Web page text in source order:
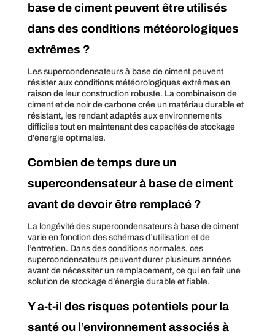
base de ciment peuvent être utilisés
dans des conditions météorologiques
extrêmes ?
Les supercondensateurs à base de ciment peuvent
résister aux conditions météorologiques extrêmes en
raison de leur construction robuste. La combinaison de
ciment et de noir de carbone crée un matériau durable et
résistant, les rendant adaptés aux environnements
difficiles tout en maintenant des capacités de stockage
d’énergie optimales.
Combien de temps dure un
supercondensateur à base de ciment
avant de devoir être remplacé ?
La longévité des supercondensateurs à base de ciment
varie en fonction des schémas d’utilisation et de
l’entretien. Dans des conditions normales, ces
supercondensateurs peuvent durer plusieurs années
avant de nécessiter un remplacement, ce qui en fait une
solution de stockage d’énergie durable et fiable.
Y a-t-il des risques potentiels pour la
santé ou l’environnement associés à